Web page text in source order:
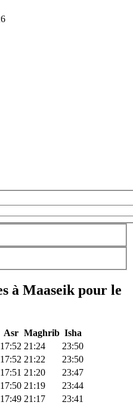
à Maaseik pour le
Asr Maghrib Isha
17:52 21:24
23:50
17:52 21:22
23:50
17:51 21:20
23:47
17:50 21:19
23:44
17:49 21:17
23:41